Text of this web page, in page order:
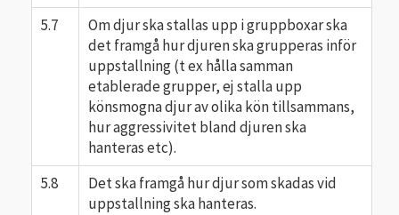
5.7
Om djur ska stallas upp i gruppboxar ska
det framgå hur djuren ska grupperas inför
uppstallning (t ex hålla samman
etablerade grupper, ej stalla upp
könsmogna djur av olika kön tillsammans,
hur aggressivitet bland djuren ska
hanteras etc).
5.8
Det ska framgå hur djur som skadas vid
uppstallning ska hanteras.